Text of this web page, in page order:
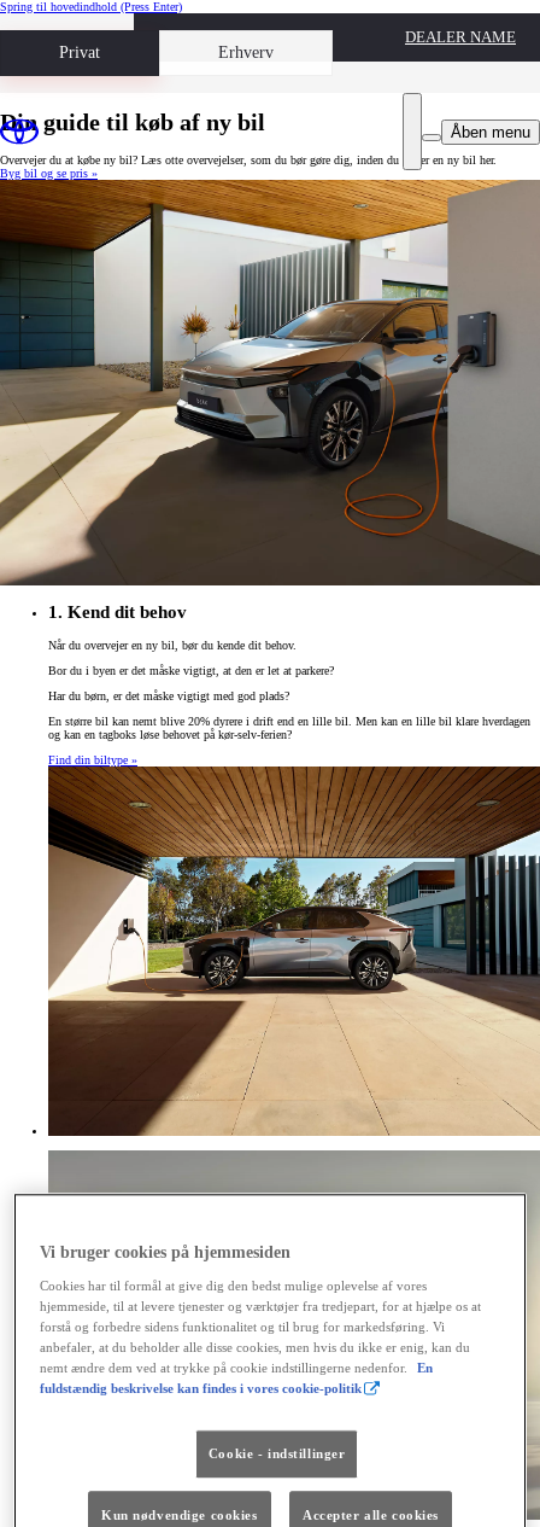
Spring til hovedindhold (Press Enter)
Privat Erhverv
Book prøvetur
DEALER NAME
Åben menu
Din guide til køb af ny bil
Overvejer du at købe ny bil? Læs otte overvejelser, som du bør gøre dig, inden du køber en ny bil her.
Byg bil og se pris »
1. Kend dit behov
Når du overvejer en ny bil, bør du kende dit behov.
Bor du i byen er det måske vigtigt, at den er let at parkere?
Har du børn, er det måske vigtigt med god plads?
En større bil kan nemt blive 20% dyrere i drift end en lille bil. Men kan en lille bil klare hverdagen
og kan en tagboks løse behovet på kør-selv-ferien?
Find din biltype »
Vi bruger cookies på hjemmesiden
Cookies har til formål at give dig den bedst mulige oplevelse af vores
hjemmeside, til at levere tjenester og værktøjer fra tredjepart, for at hjælpe os at
forstå og forbedre sidens funktionalitet og til brug for markedsføring. Vi
anbefaler, at du beholder alle disse cookies, men hvis du ikke er enig, kan du
nemt ændre dem ved at trykke på cookie indstillingerne nedenfor.
En
fuldstændig beskrivelse kan findes i vores cookie-politik
Cookie - indstillinger
Kun nødvendige cookies Accepter alle cookies